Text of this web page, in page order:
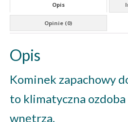
Opis
Opinie (0)
Opis
Kominek zapachowy
to klimatyczna ozdoba
wnętrza.